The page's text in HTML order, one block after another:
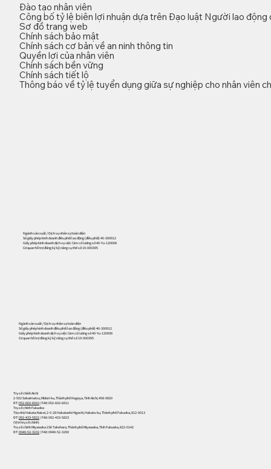
Đào tạo nhân viên
Công bố tỷ lệ biên lợi nhuận dựa trên Đạo luật Người lao động
Sơ đồ trang web
Chính sách bảo mật
Chính sách cơ bản về an ninh thông tin
Quyền lợi của nhân viên
Chính sách bền vững
Chính sách tiết lộ
Thông báo về tỷ lệ tuyển dụng giữa sự nghiệp cho nhân viên
Ngành sản xuất / Dịch vụ nhân sự toàn diện
Số giấy phép kinh doanh điều phối lao động (điều phối) 40-300912
Giấy phép kinh doanh dịch vụ việc làm có lương số 40-Yu-120008
Cơ quan hỗ trợ đăng ký kỹ năng cụ thể số 19-000395
Ngành sản xuất / Dịch vụ nhân sự toàn diện
Số giấy phép kinh doanh điều phối lao động (điều phối) 40-300912
Giấy phép kinh doanh dịch vụ việc làm có lương số 40-Yu-120008
Cơ quan hỗ trợ đăng ký kỹ năng cụ thể số 19-000395
Trụ sở chính Aichi
2-502 Sakaimatsu, Midori-ku, Thành phố Nagoya, Tỉnh Aichi, 458-0820
ĐT:052-602-6910/ FAX: 052-602-6911
Trụ sở chính Fukuoka
Tòa nhà Hakata Kaisei, 2-5-28 Hakataeki Higashi, Hakata-ku, Thành phố Fukuoka, 812-0013
ĐT:092-433-5822/ FAX: 092-433-5823
(Vị trí trụ sở chính)
Trụ sở chính Miyawaka 236 Takehara, Thành phố Miyawaka, Tỉnh Fukuoka, 822-0142
ĐT:0949-52-3232/ FAX: 0949-52-3290